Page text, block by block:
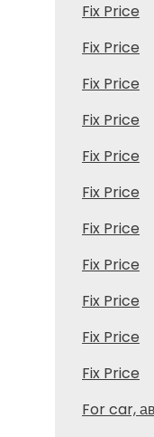
Fix Price
Fix Price
Fix Price
Fix Price
Fix Price
Fix Price
Fix Price
Fix Price
Fix Price
Fix Price
Fix Price
For car,